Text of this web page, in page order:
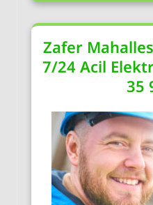
Zafer
7/24 Acil
35